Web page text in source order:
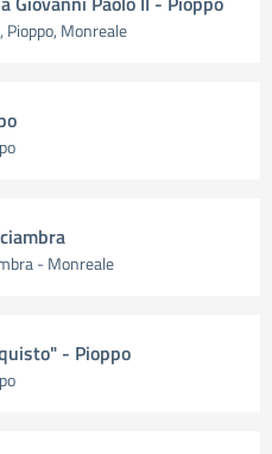
Pioppo, Monreale
- Monreale
- Pioppo